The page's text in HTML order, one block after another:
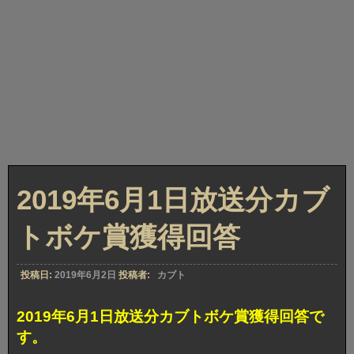
2019年6月1日放送分カブ
トボケ賞獲得回答
投稿日: 2019年6月2日 投稿者: カブト
2019年6月1日放送分カブトボケ賞獲得回答で
す。